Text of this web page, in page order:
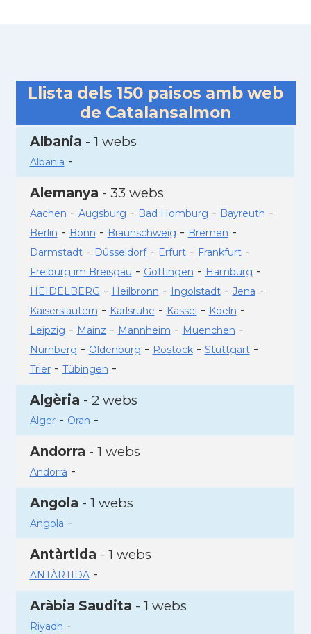
Llista dels 150 paisos amb web
de Catalansalmon
Albania - 1 webs
Albania -
Alemanya - 33 webs
Aachen - Augsburg - Bad Homburg - Bayreuth -
Berlin - Bonn - Braunschweig - Bremen -
Darmstadt- Düsseldorf- Erfurt- Frankfurt-
Freiburg im Breisgau - Gottingen - Hamburg -
HEIDELBERG - Heilbronn - Ingolstadt- Jena -
Kaiserslautern - Karlsruhe - Kassel - Koeln -
Leipzig - Mainz - Mannheim - Muenchen -
Nürnberg - Oldenburg - Rostock- Stuttgart-
Trier- Tübingen -
Algèria - 2 webs
Alger- Oran -
Andorra - 1 webs
Andorra -
Angola - 1 webs
Angola -
Antàrtida - 1 webs
ANTÀRTIDA-
Aràbia Saudita - 1 webs
Riyadh -